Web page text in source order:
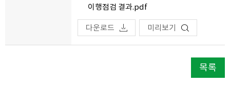
이행점검 결과.pdf
다운로드 미리보기
목록